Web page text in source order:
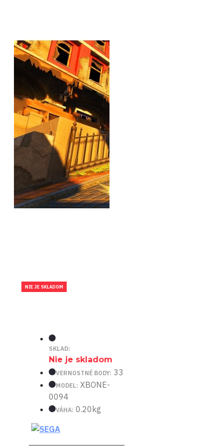
NIE JE SKLADOM
SKLAD:
Nie je skladom
VERNOSTNÉ BODY: 33
MODEL: XBONE-
0094
VÁHA: 0.20kg